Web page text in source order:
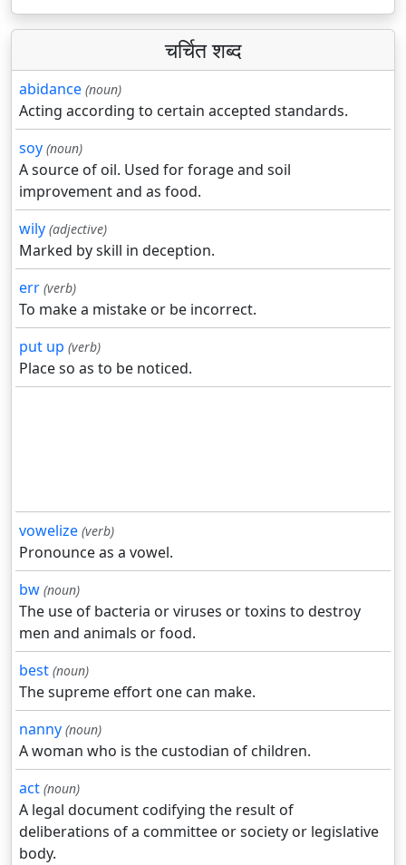
चर्चित शब्द
abidance (noun)
Acting according to certain accepted standards.
soy (noun)
A source of oil. Used for forage and soil
improvement and as food.
wily (adjective)
Marked by skill in deception.
err (verb)
To make a mistake or be incorrect.
put up (verb)
Place so as to be noticed.
vowelize (verb)
Pronounce as a vowel.
bw (noun)
The use of bacteria or viruses or toxins to destroy
men and animals or food.
best (noun)
The supreme effort one can make.
nanny (noun)
A woman who is the custodian of children.
act (noun)
A legal document codifying the result of
deliberations of a committee or society or legislative
body.